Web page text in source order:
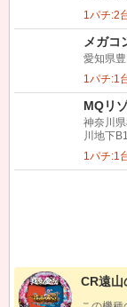
1パチ:2
メガコ
愛知県
1パチ:1
MQリ
神奈川
川地下
1パチ:1
CR遠山